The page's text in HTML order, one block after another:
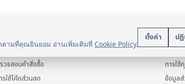
ตามที่คุณยินยอม อ่านเพิ่มเติมที่ Cookie Policy.
ตั้งค่า ป
แจ้งการชำระเงิน
วจสอบคำสั่งซื้อ
รใช้โค้ดส่วนลด
นโย
ข้อมูล
การใช้
ข้อมูล